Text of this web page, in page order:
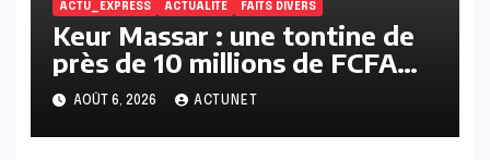
ACTU_EXPRESS ACTUALITE FAITS DIVERS
Keur Massar : une tontine de
près de 10 millions de FCFA
vire au scandale, la
responsable en prison
AOÛT 6, 2026 ACTUNET